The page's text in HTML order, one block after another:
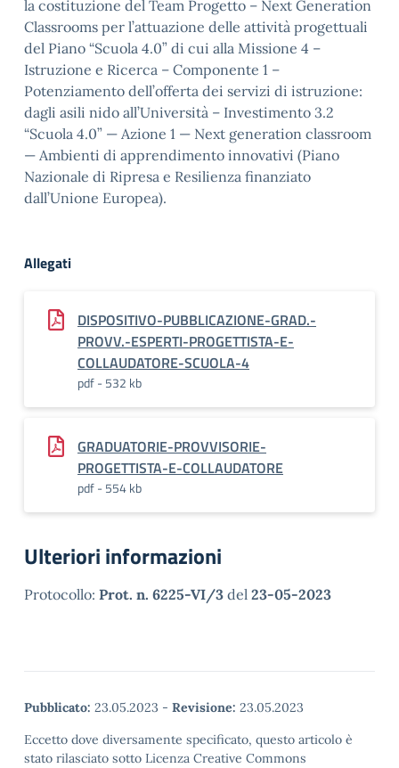
la costituzione del Team Progetto – Next Generation
Classrooms per l’attuazione delle attività progettuali
del Piano “Scuola 4.0” di cui alla Missione 4 –
Istruzione e Ricerca – Componente 1 –
Potenziamento dell’offerta dei servizi di istruzione:
dagli asili nido all’Università – Investimento 3.2
“Scuola 4.0” — Azione 1 — Next generation classroom
— Ambienti di apprendimento innovativi (Piano
Nazionale di Ripresa e Resilienza finanziato
dall’Unione Europea).
Allegati
DISPOSITIVO-PUBBLICAZIONE-GRAD.-
PROVV.-ESPERTI-PROGETTISTA-E-
COLLAUDATORE-SCUOLA-4
pdf - 532 kb
GRADUATORIE-PROVVISORIE-
PROGETTISTA-E-COLLAUDATORE
pdf - 554 kb
Ulteriori informazioni
Protocollo: Prot. n. 6225-VI/3 del 23-05-2023
Pubblicato: 23.05.2023 - Revisione: 23.05.2023
Eccetto dove diversamente specificato, questo articolo è
stato rilasciato sotto Licenza Creative Commons